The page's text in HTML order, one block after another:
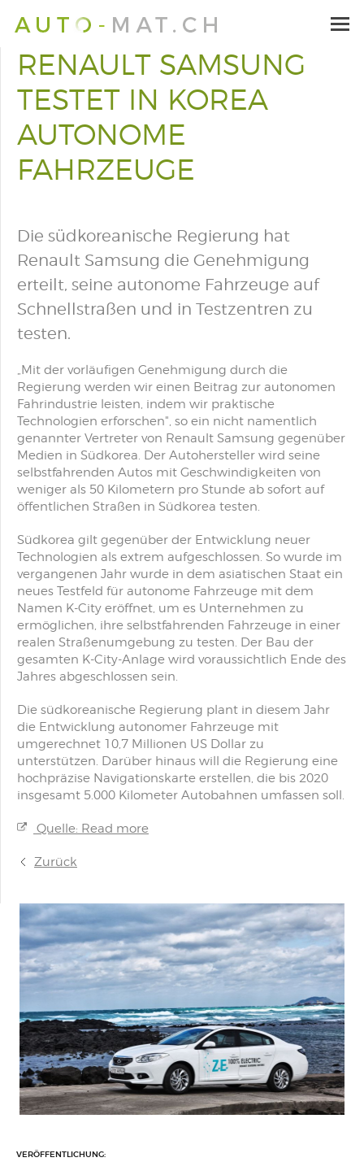
RENAULT SAMSUNG
TESTET IN KOREA
AUTONOME
FAHRZEUGE
Die südkoreanische Regierung hat
Renault Samsung die Genehmigung
erteilt, seine autonome Fahrzeuge auf
Schnellstraßen und in Testzentren zu
testen.
„Mit der vorläufigen Genehmigung durch die
Regierung werden wir einen Beitrag zur autonomen
Fahrindustrie leisten, indem wir praktische
Technologien erforschen", so ein nicht namentlich
genannter Vertreter von Renault Samsung gegenüber
Medien in Südkorea. Der Autohersteller wird seine
selbstfahrenden Autos mit Geschwindigkeiten von
weniger als 50 Kilometern pro Stunde ab sofort auf
öffentlichen Straßen in Südkorea testen.
Südkorea gilt gegenüber der Entwicklung neuer
Technologien als extrem aufgeschlossen. So wurde im
vergangenen Jahr wurde in dem asiatischen Staat ein
neues Testfeld für autonome Fahrzeuge mit dem
Namen K-City eröffnet, um es Unternehmen zu
ermöglichen, ihre selbstfahrenden Fahrzeuge in einer
realen Straßenumgebung zu testen. Der Bau der
gesamten K-City-Anlage wird voraussichtlich Ende des
Jahres abgeschlossen sein.
Die südkoreanische Regierung plant in diesem Jahr
die Entwicklung autonomer Fahrzeuge mit
umgerechnet 10,7 Millionen US Dollar zu
unterstützen. Darüber hinaus will die Regierung eine
hochpräzise Navigationskarte erstellen, die bis 2020
insgesamt 5.000 Kilometer Autobahnen umfassen soll.
Quelle: Read more
Zurück
VERÖFFENTLICHUNG: